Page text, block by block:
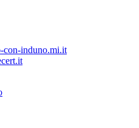
con-induno.mi.it